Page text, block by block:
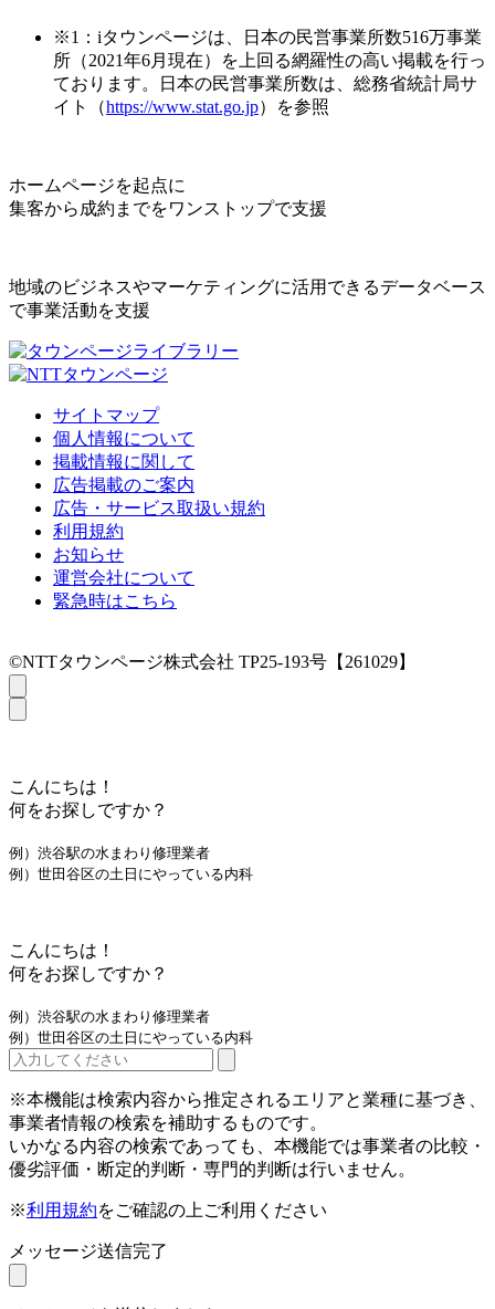
※1：iタウンページは、日本の民営事業所数516万事業
所（2021年6月現在）を上回る網羅性の高い掲載を行っ
ております。日本の民営事業所数は、総務省統計局サ
イト（https://www.stat.go.jp）を参照
ホームページを起点に
集客から成約までをワンストップで支援
地域のビジネスやマーケティングに活用できるデータベース
で事業活動を支援
サイトマップ
個人情報について
掲載情報に関して
広告掲載のご案内
広告・サービス取扱い規約
利用規約
お知らせ
運営会社について
緊急時はこちら
©NTTタウンページ株式会社 TP25-193号【261029】
こんにちは！
何をお探しですか？
例）渋谷駅の水まわり修理業者
例）世田谷区の土日にやっている内科
こんにちは！
何をお探しですか？
例）渋谷駅の水まわり修理業者
例）世田谷区の土日にやっている内科
※本機能は検索内容から推定されるエリアと業種に基づき、
事業者情報の検索を補助するものです。
いかなる内容の検索であっても、本機能では事業者の比較・
優劣評価・断定的判断・専門的判断は行いません。
※利用規約をご確認の上ご利用ください
メッセージ送信完了